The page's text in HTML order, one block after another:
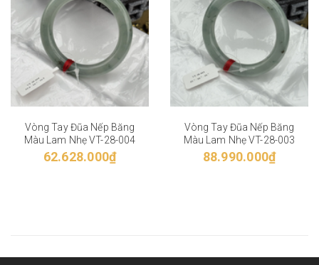
Vòng Tay Đũa Nếp Băng
Màu Lam Nhẹ VT-28-004
62.628.000₫
Vòng Tay Đũa Nếp Băng
Màu Lam Nhẹ VT-28-003
88.990.000₫